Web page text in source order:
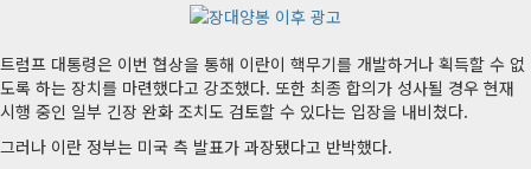
트럼프 대통령은 이번 협상을 통해 이란이 핵무기를 개발하거나 획득할 수 없
도록 하는 장치를 마련했다고 강조했다. 또한 최종 합의가 성사될 경우 현재
시행 중인 일부 긴장 완화 조치도 검토할 수 있다는 입장을 내비쳤다.
그러나 이란 정부는 미국 측 발표가 과장됐다고 반박했다.